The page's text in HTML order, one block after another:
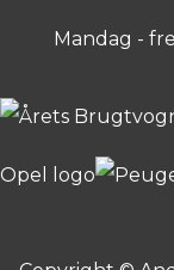
Mandag -